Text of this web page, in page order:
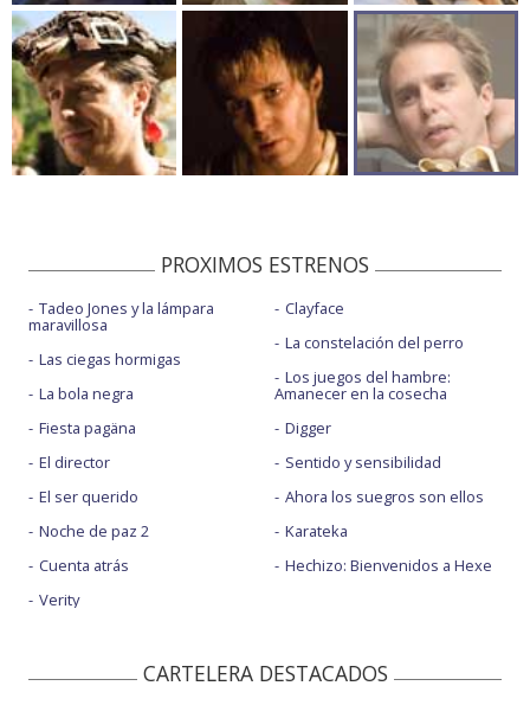
PROXIMOS ESTRENOS
Tadeo Jones y la lámpara
maravillosa
Las ciegas hormigas
La bola negra
Fiesta pagäna
El director
El ser querido
Noche de paz 2
Cuenta atrás
Verity
Clayface
La constelación del perro
Los juegos del hambre:
Amanecer en la cosecha
Digger
Sentido y sensibilidad
Ahora los suegros son ellos
Karateka
Hechizo: Bienvenidos a Hexe
CARTELERA DESTACADOS